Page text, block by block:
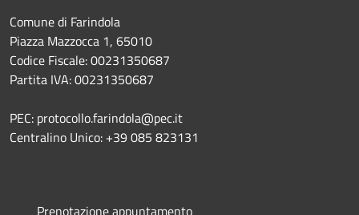
Comune di Farindola
Piazza Mazzocca 1, 65010
Codice Fiscale: 00231350687
Partita IVA: 00231350687
PEC: protocollo.farindola@pec.it
Centralino Unico: +39 085 823131
Prenotazione appuntamento